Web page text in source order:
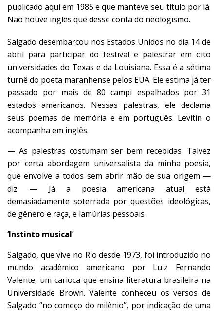
publicado aqui em 1985 e que manteve seu título por lá.
Não houve inglês que desse conta do neologismo.
Salgado desembarcou nos Estados Unidos no dia 14 de
abril para participar do festival e palestrar em oito
universidades do Texas e da Louisiana. Essa é a sétima
turnê do poeta maranhense pelos EUA. Ele estima já ter
passado por mais de 80 campi espalhados por 31
estados americanos. Nessas palestras, ele declama
seus poemas de memória e em português. Levitin o
acompanha em inglês.
— As palestras costumam ser bem recebidas. Talvez
por certa abordagem universalista da minha poesia,
que envolve a todos sem abrir mão de sua origem —
diz. — Já a poesia americana atual está
demasiadamente soterrada por questões ideológicas,
de gênero e raça, e lamúrias pessoais.
‘Instinto musical’
Salgado, que vive no Rio desde 1973, foi introduzido no
mundo acadêmico americano por Luiz Fernando
Valente, um carioca que ensina literatura brasileira na
Universidade Brown. Valente conheceu os versos de
Salgado “no começo do milênio”, por indicação de uma